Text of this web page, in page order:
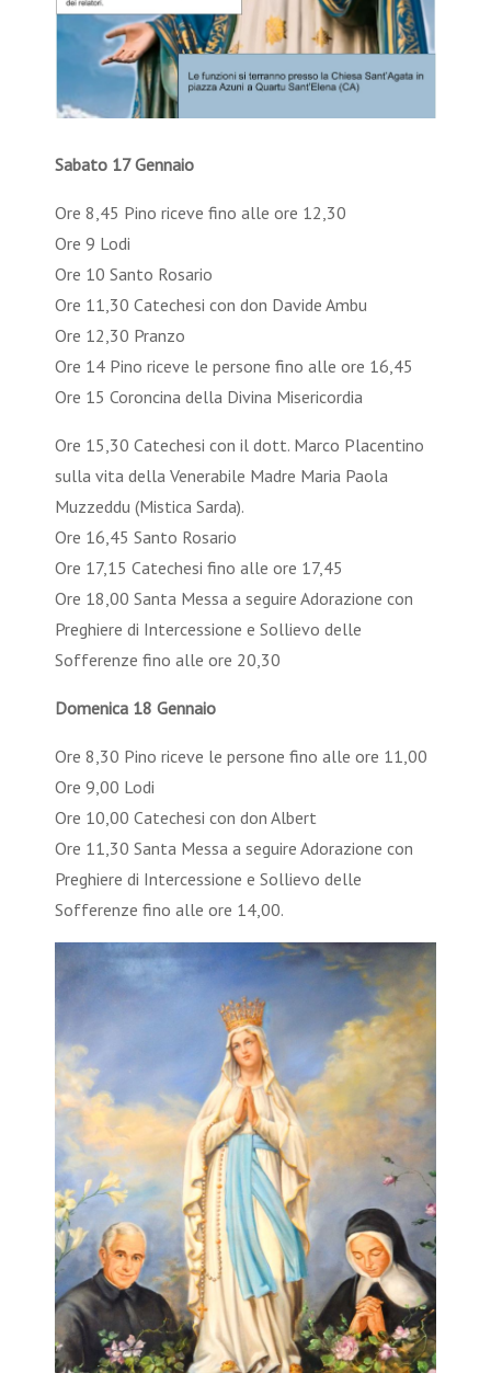
Sabato 17 Gennaio
Ore 8,45 Pino riceve fino alle ore 12,30
Ore 9 Lodi
Ore 10 Santo Rosario
Ore 11,30 Catechesi con don Davide Ambu
Ore 12,30 Pranzo
Ore 14 Pino riceve le persone fino alle ore 16,45
Ore 15 Coroncina della Divina Misericordia
Ore 15,30 Catechesi con il dott. Marco Placentino
sulla vita della Venerabile Madre Maria Paola
Muzzeddu (Mistica Sarda).
Ore 16,45 Santo Rosario
Ore 17,15 Catechesi fino alle ore 17,45
Ore 18,00 Santa Messa a seguire Adorazione con
Preghiere di Intercessione e Sollievo delle
Sofferenze fino alle ore 20,30
Domenica 18 Gennaio
Ore 8,30 Pino riceve le persone fino alle ore 11,00
Ore 9,00 Lodi
Ore 10,00 Catechesi con don Albert
Ore 11,30 Santa Messa a seguire Adorazione con
Preghiere di Intercessione e Sollievo delle
Sofferenze fino alle ore 14,00.